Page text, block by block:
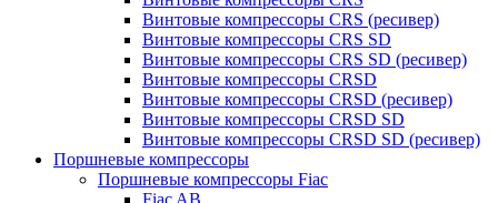
Винтовые компрессоры CRS (ресивер)
Винтовые компрессоры CRS SD
Винтовые компрессоры CRS SD (ресивер)
Винтовые компрессоры CRSD
Винтовые компрессоры CRSD (ресивер)
Винтовые компрессоры CRSD SD
Винтовые компрессоры CRSD SD (ресивер)
Поршневые компрессоры
Поршневые компрессоры Fiac
Fiac AB